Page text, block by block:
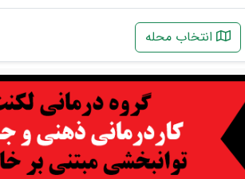
انتخاب محله